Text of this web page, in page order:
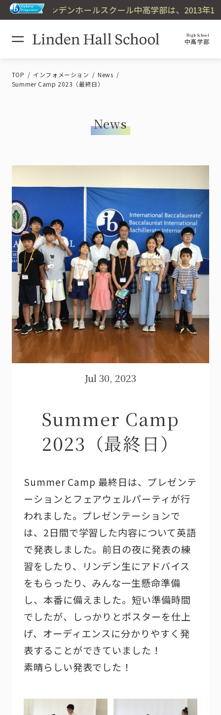
リンデンホールスクール中高学部は、2013年10
High School
中高学部
TOP インフォメーション
News
Summer Camp 2023（最終日）
News
Summer Camp
2023（最終日）
Jul 30, 2023
Summer Camp 最終日は、プレゼンテ
ーションとフェアウェルパーティが行
われました。プレゼンテーションで
は、2日間で学習した内容について英語
で発表しました。前日の夜に発表の練
習をしたり、リンデン生にアドバイス
をもらったり、みんな一生懸命準備
し、本番に備えました。短い準備時間
でしたが、しっかりとポスターを仕上
げ、オーディエンスに分かりやすく発
表することができていました！
素晴らしい発表でした！